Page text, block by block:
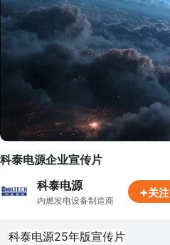
科泰电源企业宣传片
科泰电源
内燃发电设备制造商
+关注
科泰电源25年版宣传片